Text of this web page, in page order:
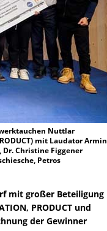
Nuttlar
mit Laudator Armin
Dr. Christine Figgener
Petros
mit großer Beteiligung
PRODUCT und
der Gewinner